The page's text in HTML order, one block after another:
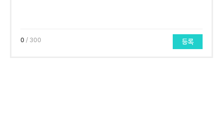
0 / 300 등록